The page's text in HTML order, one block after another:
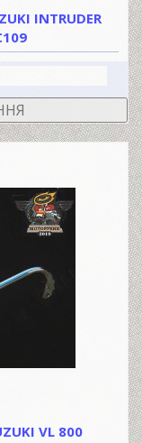
INTRUDER
VL 800